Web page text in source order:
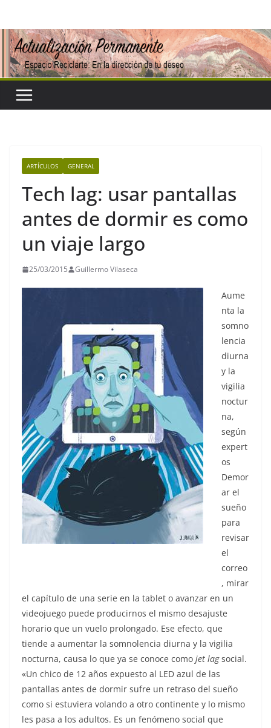
contenido
ARTÍCULOS GENERAL
Tech lag: usar pantallas
antes de dormir es como
un viaje largo
25/03/2015 Guillermo Vilaseca
Aume
nta la
somno
lencia
diurna
y la
vigilia
noctur
na,
según
expert
os
Demor
ar el
sueño
para
revisar
el
correo
, mirar
el capítulo de una serie en la tablet o avanzar en un
videojuego puede producirnos el mismo desajuste
horario que un vuelo prolongado. Ese efecto, que
tiende a aumentar la somnolencia diurna y la vigilia
nocturna, causa lo que ya se conoce como jet lagsocial.
«Un chico de 12 años expuesto al LED azul de las
pantallas antes de dormir sufre un retraso del sueño
como si estuviera volando a otro continente y lo mismo
les pasa a los adultos. Es un fenómeno social que